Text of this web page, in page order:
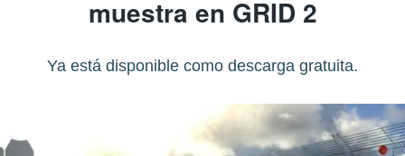
muestra en GRID 2
Ya está disponible como descarga gratuita.